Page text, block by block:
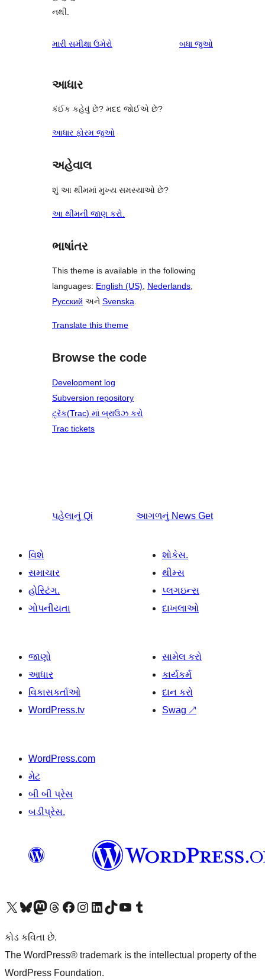
નથી.
મારી સમીક્ષા ઉમેરો બધા સમીક્ષાઓ
જુઓ
આધાર
કંઈક કહેવું છે? મદદ જોઈએ છે?
આધાર ફોરમ જુઓ
અહેવાલ
શું આ થીમમાં મુખ્ય સમસ્યાઓ છે?
આ થીમની જાણ કરો.
ભાષાંતર
This theme is available in the following
languages: English (US), Nederlands,
Русский અને Svenska.
Translate this theme
Browse the code
Development log
Subversion repository
ટ્રૅક(Trac) માં બ્રાઉઝ કરો
Trac tickets
પહેલાનું Qi આગળનું News Get
વિશે
સમાચાર
હોસ્ટિંગ.
ગોપનીયતા
શોકેસ.
થીમ્સ
પ્લગઇન્સ
દાખલાઓ
જાણો
આધાર
વિકાસકર્તાઓ
WordPress.tv
સામેલ કરો
કાર્યકર્મ
દાન કરો
Swag ↗
WordPress.com
મેટ
બી બી પ્રેસ
બડીપ્રેસ.
અમારા X (અગાઉ ટ્વિટર) એકાઉન્ટની મુલાકાત લોઅમારા Bluesky એકાઉન્ટની મુલાકાત લોઅમારા માસ્ટોડોન એકાઉન્ટની મુલાકાત લોઅમારા Threads એકાઉન્ટની મુલાકાત લો અમારા ફેસબુક પેજની મુલાકાત લોઅમારા ઇન્સ્ટાગ્રામ એકાઉન્ટની મુલાકાત લો અમારા LinkedIn એકાઉન્ટની મુલાકાત લોઅમારા TikTok એકાઉન્ટની મુલાકાત લોઅમારી YouTube ચેનલની મુલાકાત લો અમારા Tumblr એકાઉન્ટની મુલાકાત લો
કોડ કવિતા છે.
The WordPress® trademark is the intellectual property of the
WordPress Foundation.